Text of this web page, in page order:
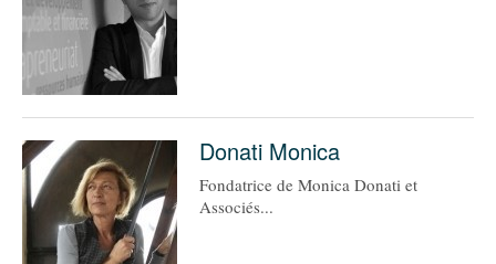
Donati Monica
Fondatrice de Monica Donati et
Associés...